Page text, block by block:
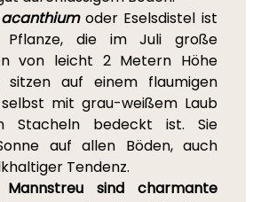
oder Eselsdistel ist
Pflanze, die im Juli große
von leicht 2 Metern Höhe
sitzen auf einem flaumigen
mit grau-weißem Laub
Stacheln bedeckt ist. Sie
auf allen Böden, auch
Tendenz.
Mannstreu sind charmante